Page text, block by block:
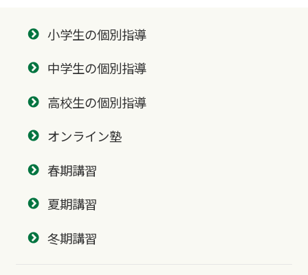
小学生の個別指導
中学生の個別指導
高校生の個別指導
オンライン塾
春期講習
夏期講習
冬期講習